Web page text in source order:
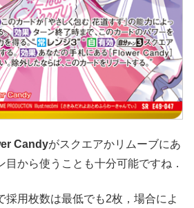
Candyがスクエアかリムーブにあ
目から使うことも十分可能ですね．
採用枚数は最低でも2枚，場合によ